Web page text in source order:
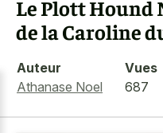
Le Plott Hound
de la Caroline
Auteur
Athanase Noel
Vues
687